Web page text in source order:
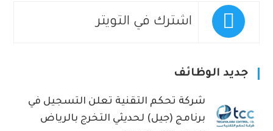
اشترك في التويتر
جديد الوظائف
شركة تحكم التقنية تعلن التسجيل في
برنامج (جيل) لحديثي التخرج بالرياض